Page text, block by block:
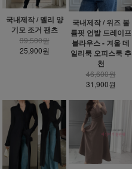
국내제작 / 멜리 양
기모 조거 팬츠
39,500원
25,900원
국내제작 / 위즈 볼
륨핏 언발 드레이프
블라우스 - 겨울 데
일리룩 오피스룩 추
천
46,600원
31,900원